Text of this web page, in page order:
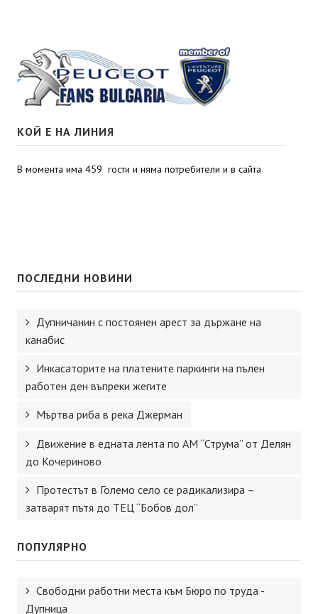
КОЙ Е НА ЛИНИЯ
В момента има 459 гости и няма потребители и в сайта
ПОСЛЕДНИ НОВИНИ
Дупничанин с постоянен арест за държане на
канабис
Инкасаторите на платените паркинги на пълен
работен ден въпреки жегите
Мъртва риба в река Джерман
Движение в едната лента по АМ “Струма” от Делян
до Кочериново
Протестът в Големо село се радикализира –
затварят пътя до ТЕЦ “Бобов дол”
ПОПУЛЯРНО
Свободни работни места към Бюро по труда -
Дупница